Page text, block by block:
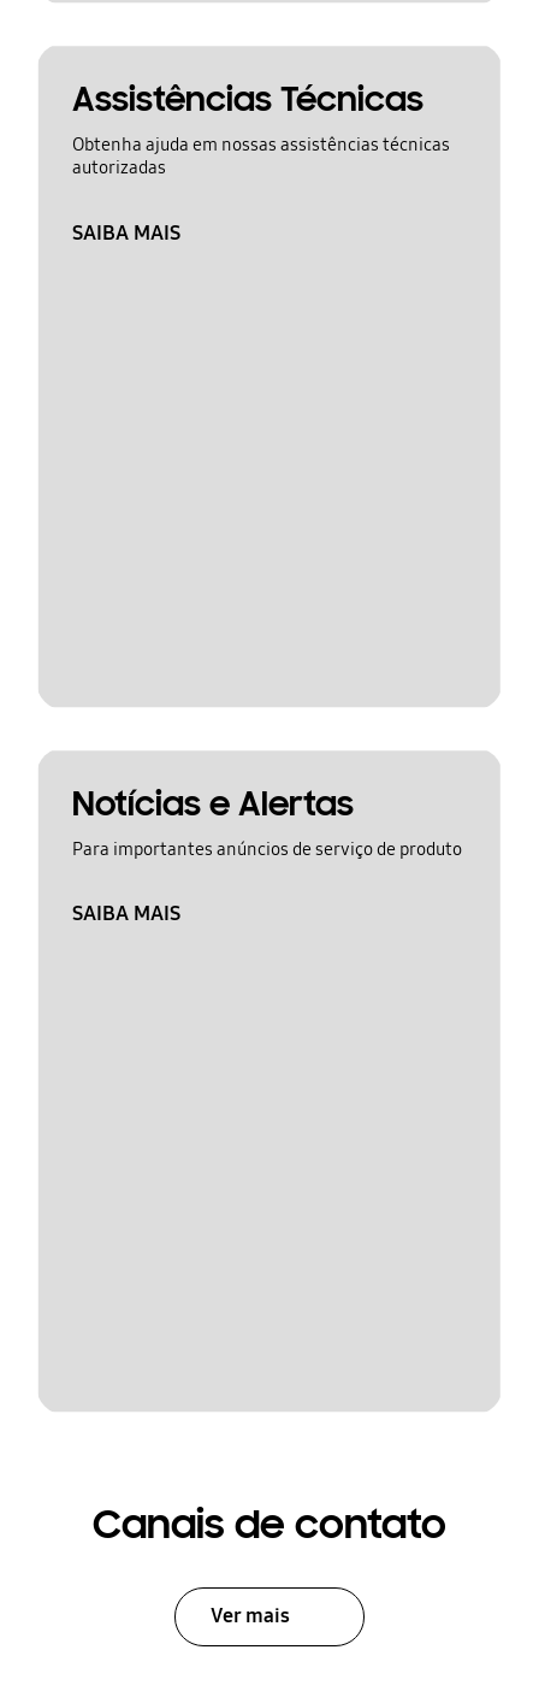
Assistências Técnicas
Obtenha ajuda em nossas assistências técnicas
autorizadas
SAIBA MAIS
Notícias e Alertas
Para importantes anúncios de serviço de produto
SAIBA MAIS
Canais de contato
Ver mais